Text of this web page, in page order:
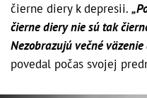
čierne diery k depresii.
čierne diery nie sú tak
Nezobrazujú večné
povedal počas svojej